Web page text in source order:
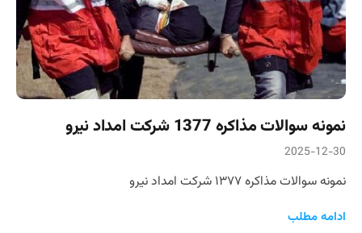
نمونه سوالات مذاکره 1377 شرکت امداد نیرو
2025-12-30
نمونه سوالات مذاکره ۱۳۷۷ شرکت امداد نیرو
ادامه مطلب